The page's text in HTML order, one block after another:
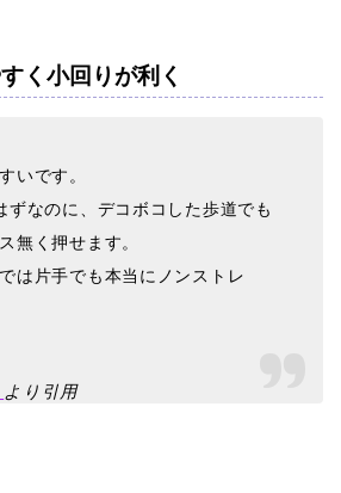
く小回りが利く
いです。
ずなのに、デコボコした歩道でも
無く押せます。
は片手でも本当にノンストレ
より引用